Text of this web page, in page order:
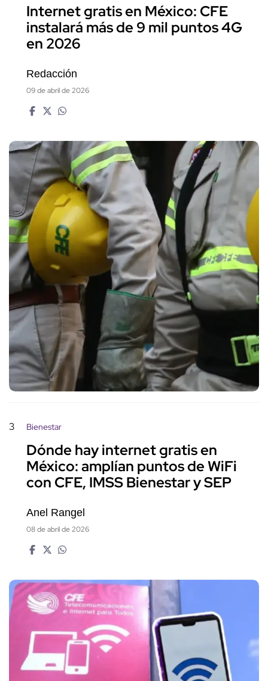
Internet gratis en México: CFE
instalará más de 9 mil puntos 4G
en 2026
Redacción
09 de abril de 2026
3 Bienestar
Dónde hay internet gratis en
México: amplían puntos de WiFi
con CFE, IMSS Bienestar y SEP
Anel Rangel
08 de abril de 2026